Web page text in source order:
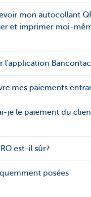
mon autocollant
et imprimer moi-
l'application
mes paiements
je le paiement du
est-il sûr?
posées